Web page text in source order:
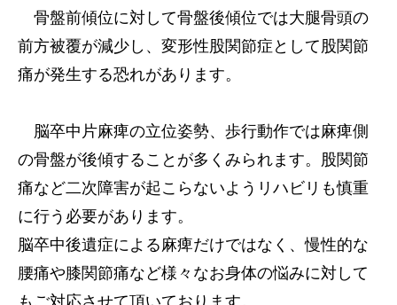
骨盤前傾位に対して骨盤後傾位では大腿骨頭の
前方被覆が減少し、変形性股関節症として股関節
痛が発生する恐れがあります。
脳卒中片麻痺の立位姿勢、歩行動作では麻痺側
の骨盤が後傾することが多くみられます。股関節
痛など二次障害が起こらないようリハビリも慎重
に行う必要があります。
脳卒中後遺症による麻痺だけではなく、慢性的な
腰痛や膝関節痛など様々なお身体の悩みに対して
もご対応させて頂いております。